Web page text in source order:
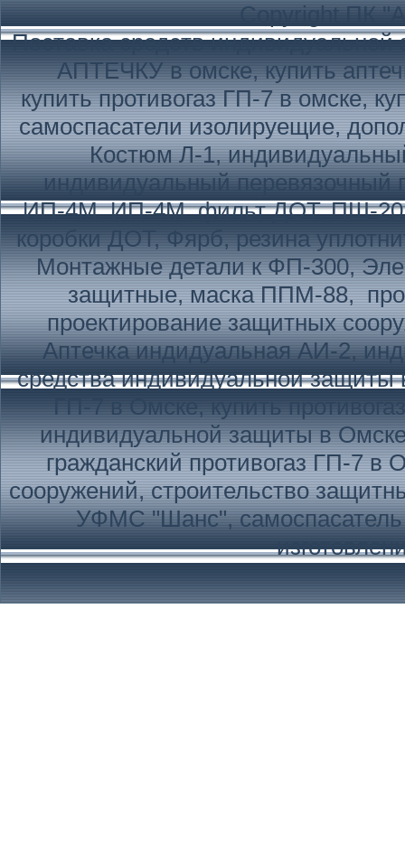
Copyright ПК
Поставка средств
АПТЕЧКУ в омске, купить
купить противогаз ГП-7 в омске,
самоспасатели изолируещие,
Костюм Л-1,
индивидуальный
ИП-4М, ИП-4М, фильт ДОТ, ПШ-
коробки ДОТ, Фярб, резина
Монтажные детали к ФП-300,
защитные, маска ППМ-88,
проектирование защитных
Аптечка индидуальная АИ-2,
средства индивидуальной защиты
ГП-7 в Омске, купить
индивидуальной защиты в
гражданский противогаз ГП-7 в
сооружений, строительство
УФМС "Шанс",